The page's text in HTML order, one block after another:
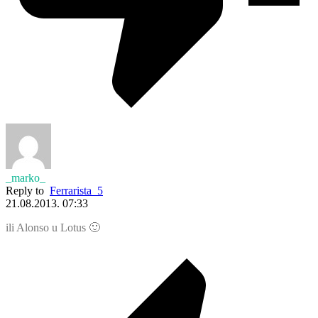
_marko_
Reply to Ferrarista_5
21.08.2013. 07:33
ili Alonso u Lotus 🙂